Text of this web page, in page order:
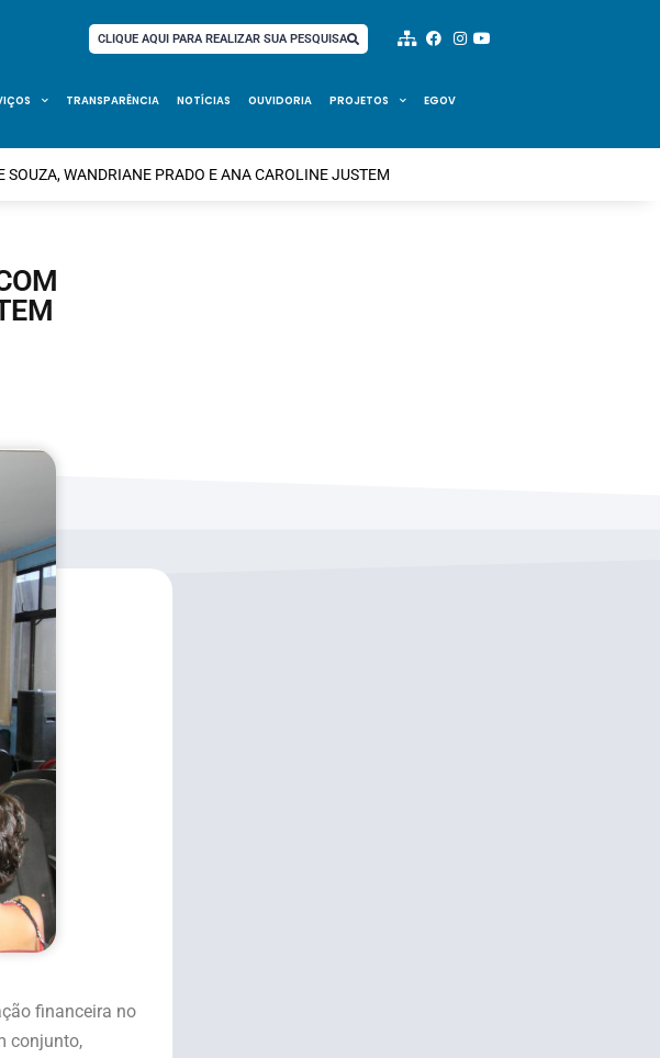
CLIQUE AQUI PARA REALIZAR SUA PESQUISA
TRANSPARÊNCIA NOTÍCIAS OUVIDORIA PROJETOS EGOV
WANDRIANE PRADO E ANA CAROLINE JUSTEM
financeira no
conjunto,